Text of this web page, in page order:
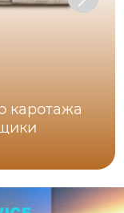
каротажа